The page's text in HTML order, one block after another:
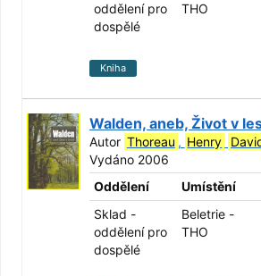
oddělení pro
dospělé
THO
Kniha
Walden, aneb, Život v
Autor Thoreau , Henry
Vydáno 2006
Oddělení
Umístění
Sklad -
oddělení pro
dospělé
Beletrie -
THO